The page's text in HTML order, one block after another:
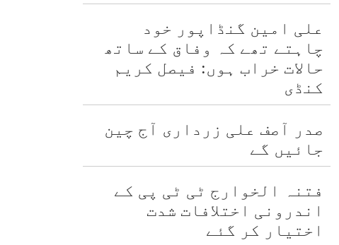
علی امین گنڈاپور خود
چاہتے تھے کہ وفاق کے ساتھ
حالات خراب ہوں: فیصل کریم
کنڈی
صدر آصف علی زرداری آج چین
جائیں گے
فتنہ الخوارج ٹی ٹی پی کے
اندرونی اختلافات شدت
اختیار کر گئے